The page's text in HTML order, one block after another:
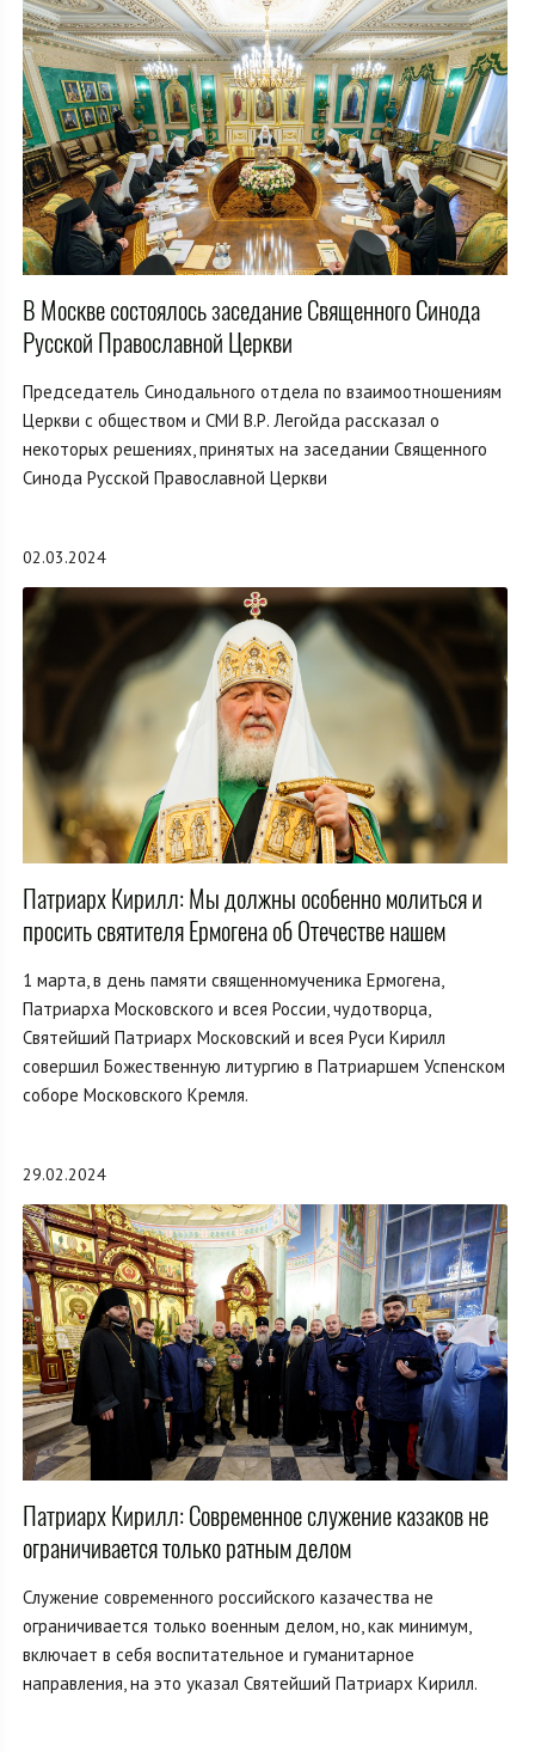
В Москве состоялось заседание Священного Синода
Русской Православной Церкви
Председатель Синодального отдела по взаимоотношениям
Церкви с обществом и СМИ В.Р. Легойда рассказал о
некоторых решениях, принятых на заседании Священного
Синода Русской Православной Церкви
02.03.2024
Патриарх Кирилл: Мы должны особенно молиться и
просить святителя Ермогена об Отечестве нашем
1 марта, в день памяти священномученика Ермогена,
Патриарха Московского и всея России, чудотворца,
Святейший Патриарх Московский и всея Руси Кирилл
совершил Божественную литургию в Патриаршем Успенском
соборе Московского Кремля.
29.02.2024
Патриарх Кирилл: Современное служение казаков не
ограничивается только ратным делом
Служение современного российского казачества не
ограничивается только военным делом, но, как минимум,
включает в себя воспитательное и гуманитарное
направления, на это указал Святейший Патриарх Кирилл.